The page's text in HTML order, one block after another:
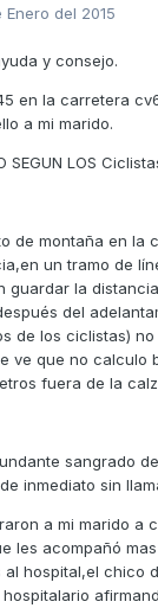
Enero del 2015
y consejo.
en la carretera
a mi marido.
SEGUN LOS
de montaña en la
un tramo de
guardar la
del
de los ciclistas)
ve que no calculo
fuera de la
sangrado
inmediato sin
a mi marido a
les acompañó
hospital,el chico